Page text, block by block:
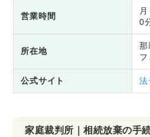
営業時間
0
所在地
公式サイト 法
家庭裁判所｜相続放棄の手